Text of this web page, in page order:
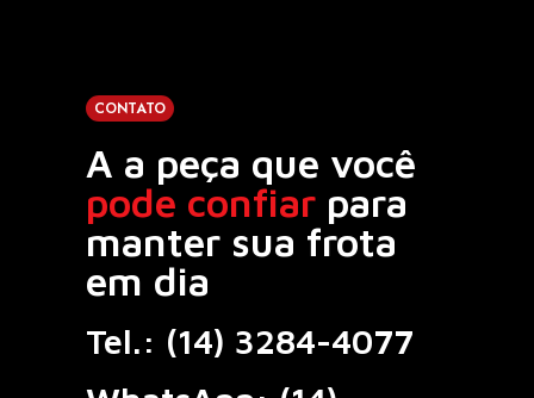
CONTATO
A a peça que você
pode confiar para
manter sua frota
em dia
Tel.: (14) 3284-4077